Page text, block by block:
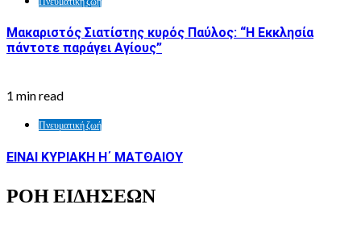
Μακαριστός Σιατίστης κυρός Παύλος: “Η Εκκλησία
πάντοτε παράγει Αγίους”
1 min read
Πνευματική ζωή
ΕΙΝΑΙ ΚΥΡΙΑΚΗ Η΄ ΜΑΤΘΑΙΟΥ
ΡΟΗ ΕΙΔΗΣΕΩΝ